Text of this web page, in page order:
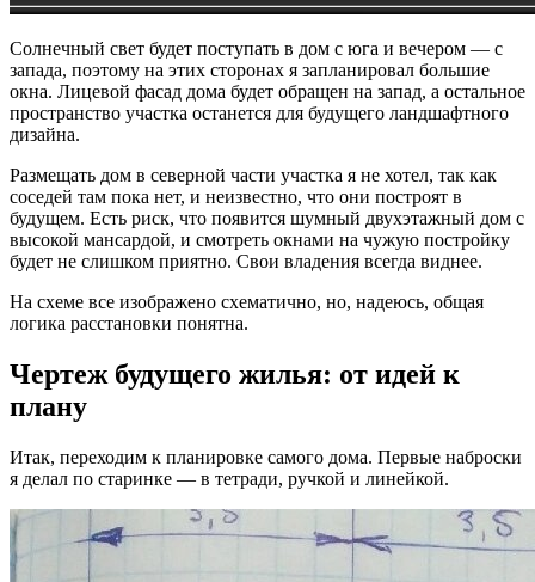
Солнечный свет будет поступать в дом с юга и вечером — с
запада, поэтому на этих сторонах я запланировал большие
окна. Лицевой фасад дома будет обращен на запад, а остальное
пространство участка останется для будущего ландшафтного
дизайна.
Размещать дом в северной части участка я не хотел, так как
соседей там пока нет, и неизвестно, что они построят в
будущем. Есть риск, что появится шумный двухэтажный дом с
высокой мансардой, и смотреть окнами на чужую постройку
будет не слишком приятно. Свои владения всегда виднее.
На схеме все изображено схематично, но, надеюсь, общая
логика расстановки понятна.
Чертеж будущего жилья: от идей к
плану
Итак, переходим к планировке самого дома. Первые наброски
я делал по старинке — в тетради, ручкой и линейкой.